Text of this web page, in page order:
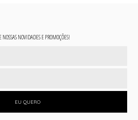
NOVIDADES E PROMOÇÕES!
EU QUERO